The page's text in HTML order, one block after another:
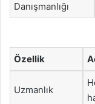
Danışmanlığı
Özellik
Uzmanlık